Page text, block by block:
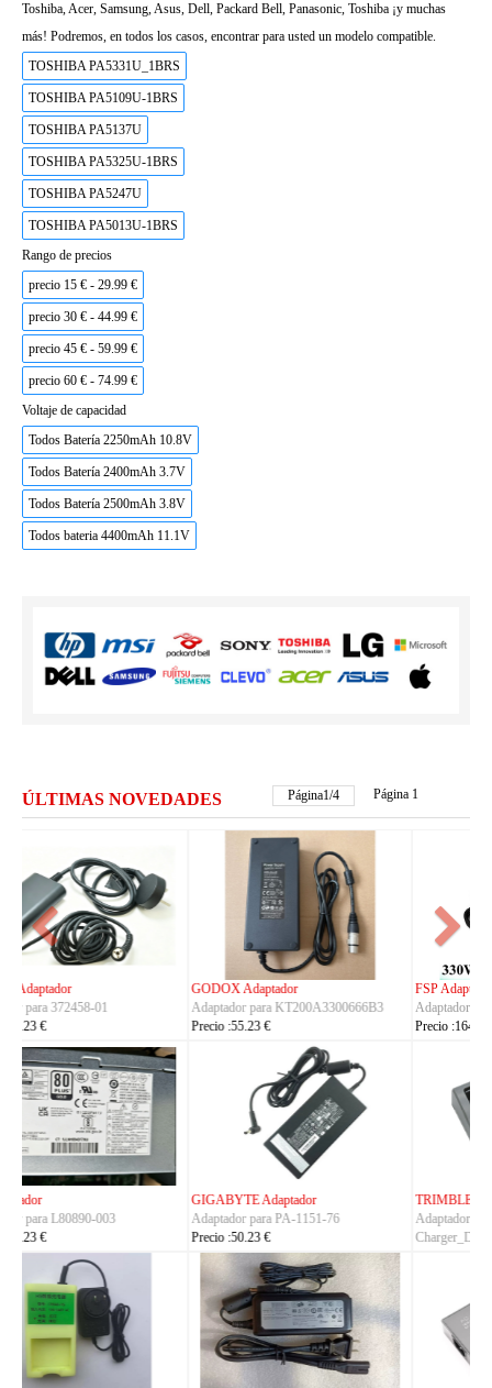
Toshiba, Acer, Samsung, Asus, Dell, Packard Bell, Panasonic, Toshiba ¡y muchas
más! Podremos, en todos los casos, encontrar para usted un modelo compatible.
TOSHIBA PA5331U_1BRS
TOSHIBA PA5109U-1BRS
TOSHIBA PA5137U
TOSHIBA PA5325U-1BRS
TOSHIBA PA5247U
TOSHIBA PA5013U-1BRS
Rango de precios
precio 15 € - 29.99 €
precio 30 € - 44.99 €
precio 45 € - 59.99 €
precio 60 € - 74.99 €
Voltaje de capacidad
Todos Batería 2250mAh 10.8V
Todos Batería 2400mAh 3.7V
Todos Batería 2500mAh 3.8V
Todos bateria 4400mAh 11.1V
ÚLTIMAS NOVEDADES Página2/4 Página 1
FSP Adaptador
Adaptador para FSP330-ACAU3
Precio :164.23 €
HUAWEI Adaptador
Adaptador para S190126D1D
Precio :40.23 €
TRIMBLE Adaptador
Adaptador para
Charger_Dual_Battery_Slot
Precio :149.23 €
ASUS Adaptador
Adaptador para A14-150P1A
Precio :42.23 €